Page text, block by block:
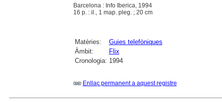
Barcelona : Info Iberica, 1994
16 p. : il., 1 map. pleg. ; 20 cm
Matèries:
Guies telefòniques
Àmbit:
Flix
Cronologia: 1994
Enllaç permanent a aquest registre